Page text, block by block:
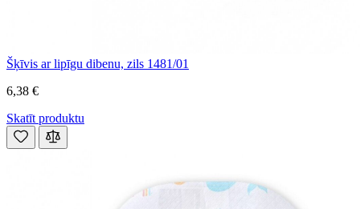
Šķīvis ar lipīgu dibenu, zils 1481/01
6,38 €
Skatīt produktu